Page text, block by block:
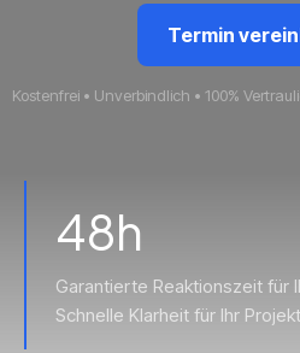
Termin
Kostenfrei • Unverbindlich • 100%
48h
Garantierte Reaktionszeit für
Schnelle Klarheit für Ihr